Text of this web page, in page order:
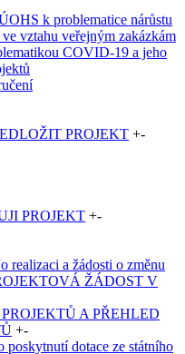
k problematice nárůstu
vztahu veřejným zakázkám
COVID-19 a jeho
PROJEKT +-
PROJEKT +-
realizaci a žádosti o změnu
ŽÁDOST V
A PŘEHLED
+-
dotace ze státního